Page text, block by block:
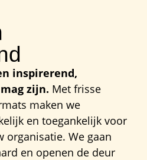
inspirerend,
zijn. Met frisse
maken we
en toegankelijk voor
organisatie. We gaan
en openen de deur